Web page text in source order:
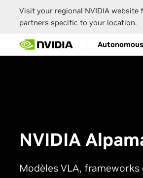
Visit your regional NVIDIA
partners specific to your location.
NVIDIA
Modèles VLA,